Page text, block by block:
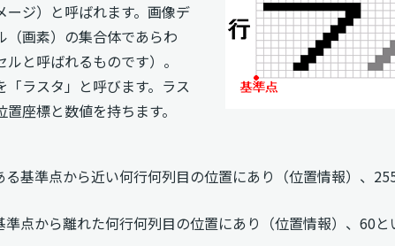
ージ）と呼ばれます。画像デ
（画素）の集合体であらわ
と呼ばれるものです）。
ラスタ」と呼びます。ラス
座標と数値を持ちます。
る基準点から近い何行何列目の位置にあり（位置情報）、
準点から離れた何行何列目の位置にあり（位置情報）、60